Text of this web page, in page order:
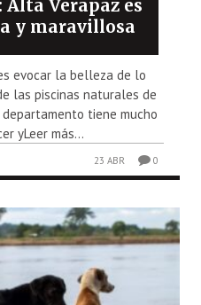
Alta Verapaz es
y maravillosa
evocar la belleza de lo
las piscinas naturales de
departamento tiene mucho
yLeer más...
23 ABR 0